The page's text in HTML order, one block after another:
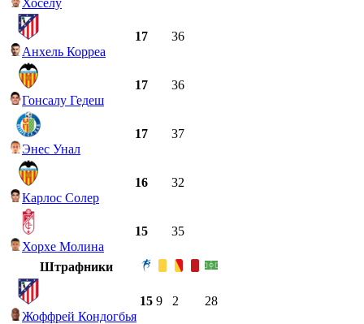
Анхель Корреа
17 36
Гонсалу Гедеш
17 36
Энес Унал
17 37
Карлос Солер
16 32
Хорхе Молина
15 35
Штрафники
Жоффрей Кондогбья
15 9 2 28